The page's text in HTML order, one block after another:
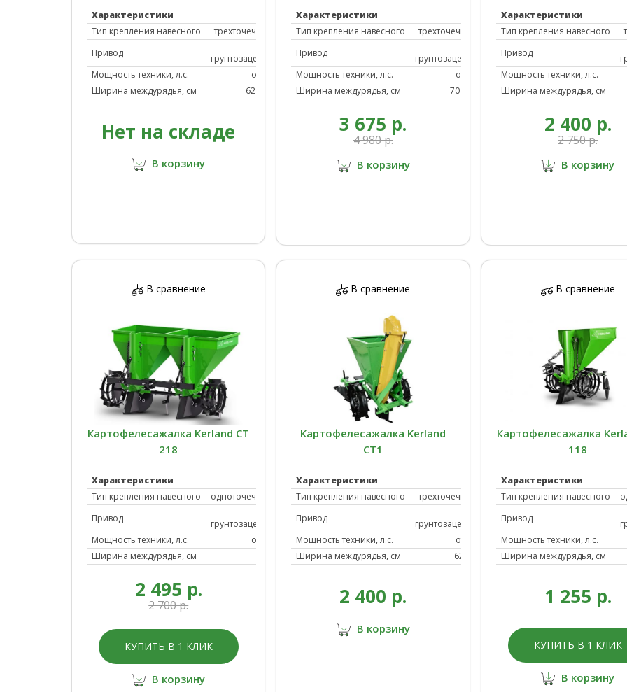
Погрузчики Прессы
Разбрасыватели
Разное
Экскаваторное
оборудование
Характеристики
Тип крепления навесного
трехточечное
Привод
грунтозацепов
Мощность техники, л.с.
от 22
Ширина междурядья, см
62 - 67
Нет на складе
В корзину
Характеристики
Тип крепления навесного
трехточечное
Привод
грунтозацепов
Мощность техники, л.с.
от 40
Ширина междурядья, см
70 - 75
3 675 р.
4 980 р.
В корзину
Характеристики
Тип крепления навесного
Привод
Мощность техники, л.с.
Ширина междурядья, см
2 400 р.
2 750 р.
В корзину
В сравнение
Картофелесажалка Kerland CT
218
Характеристики
Тип крепления навесного
одноточечное
Привод
грунтозацепов
Мощность техники, л.с.
от 15
Ширина междурядья, см
2 495 р.
2 700 р.
КУПИТЬ В 1 КЛИК
В корзину
В сравнение
Картофелесажалка Kerland
CT1
Характеристики
Тип крепления навесного
трехточечное
Привод
грунтозацепов
Мощность техники, л.с.
от 16
Ширина междурядья, см
62-70
2 400 р.
В корзину
В сравнение
Картофелесажалка
118
Характеристики
Тип крепления навесного
Привод
Мощность техники, л.с.
Ширина междурядья, см
1 255 р.
КУПИТЬ В 1 КЛИК
В корзину